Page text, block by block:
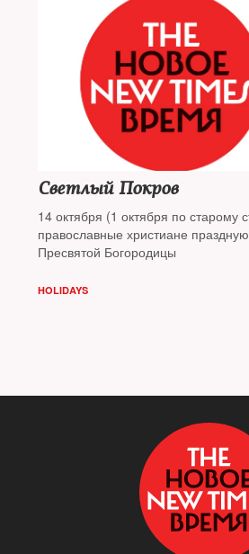
Светлый Покров
14 октября (1 октября по старому
православные христиане
Пресвятой Богородицы
HOLIDAYS